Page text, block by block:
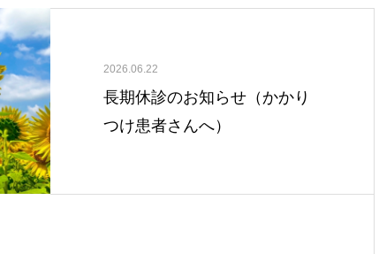
2026.06.22
長期休診のお知らせ（かかり
つけ患者さんへ）